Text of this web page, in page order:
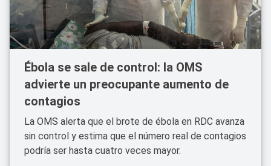
Ébola se sale de control: la OMS
advierte un preocupante aumento de
contagios
La OMS alerta que el brote de ébola en RDC avanza
sin control y estima que el número real de contagios
podría ser hasta cuatro veces mayor.